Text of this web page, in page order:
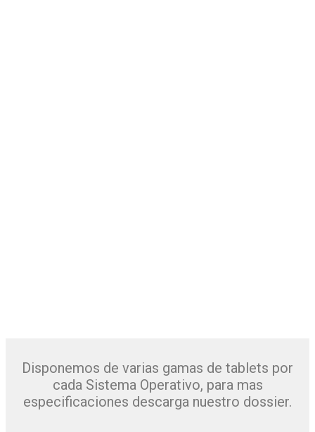
Disponemos de varias gamas de tablets por
cada Sistema Operativo, para mas
especificaciones descarga nuestro dossier.